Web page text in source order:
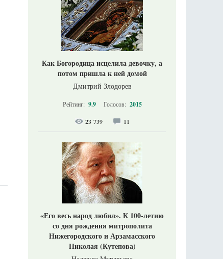
Как Богородица исцелила девочку, а
потом пришла к ней домой
Дмитрий Злодорев
Рейтинг: 9.9 Голосов: 2015
23 739 11
«Его весь народ любил». К 100-летию
со дня рождения митрополита
Нижегородского и Арзамасского
Николая (Кутепова)